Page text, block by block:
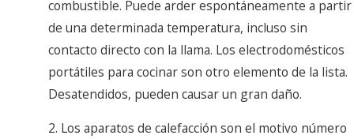
combustible. Puede arder espontáneamente a partir
de una determinada temperatura, incluso sin
contacto directo con la llama. Los electrodomésticos
portátiles para cocinar son otro elemento de la lista.
Desatendidos, pueden causar un gran daño.
2. Los aparatos de calefacción son el motivo número